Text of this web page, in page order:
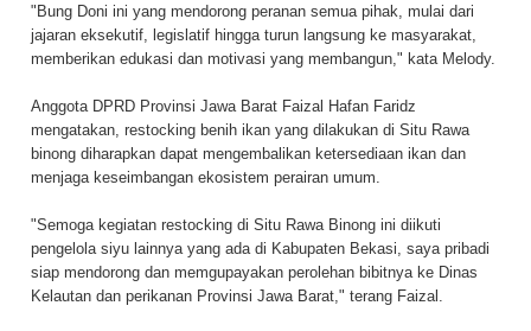
"Bung Doni ini yang mendorong peranan semua pihak, mulai dari
jajaran eksekutif, legislatif hingga turun langsung ke masyarakat,
memberikan edukasi dan motivasi yang membangun," kata Melody.
Anggota DPRD Provinsi Jawa Barat Faizal Hafan Faridz
mengatakan, restocking benih ikan yang dilakukan di Situ Rawa
binong diharapkan dapat mengembalikan ketersediaan ikan dan
menjaga keseimbangan ekosistem perairan umum.
"Semoga kegiatan restocking di Situ Rawa Binong ini diikuti
pengelola siyu lainnya yang ada di Kabupaten Bekasi, saya pribadi
siap mendorong dan memgupayakan perolehan bibitnya ke Dinas
Kelautan dan perikanan Provinsi Jawa Barat," terang Faizal.